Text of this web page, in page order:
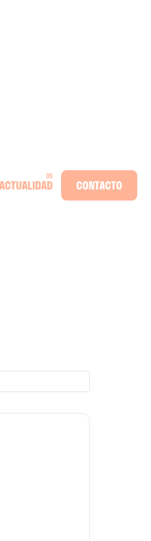
ACTUALIDAD CONTACTO